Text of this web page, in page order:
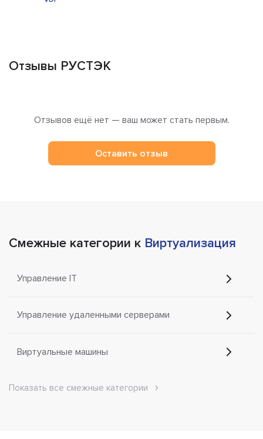
Отзывы РУСТЭК
Отзывов ещё нет — ваш может стать первым.
Оставить отзыв
Смежные категории к Виртуализация
Управление IT
Управление удаленными серверами
Виртуальные машины
Показать все смежные категории